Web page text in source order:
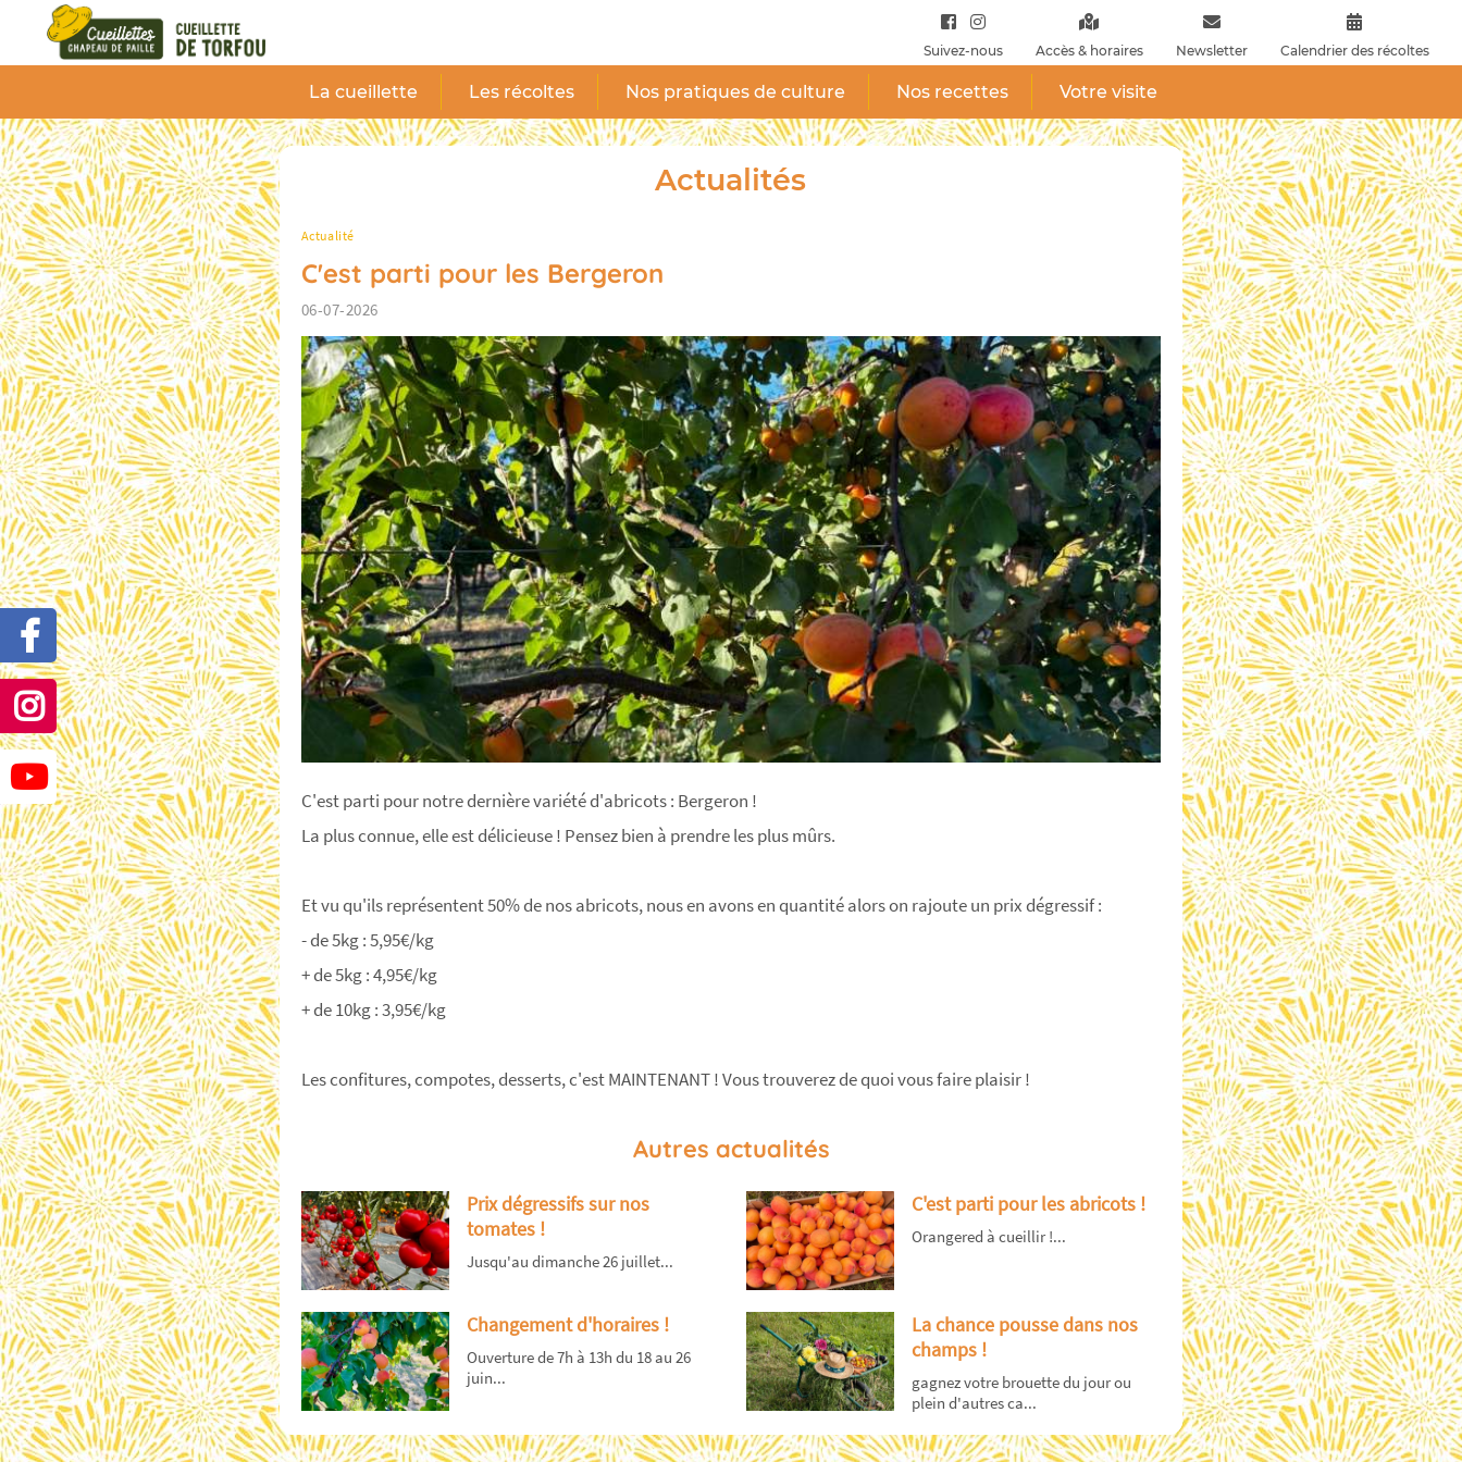
Suivez-nous Accès & horaires Newsletter Calendrier des récoltes
La cueillette Les récoltes Nos pratiques de culture Nos recettes Votre visite
Actualités
Actualité
C'est parti pour les Bergeron
06-07-2026
C'est parti pour notre dernière variété d'abricots : Bergeron !
La plus connue, elle est délicieuse ! Pensez bien à prendre les plus mûrs.
Et vu qu'ils représentent 50% de nos abricots, nous en avons en quantité alors on rajoute un prix dégressif :
- de 5kg : 5,95€/kg
+ de 5kg : 4,95€/kg
+ de 10kg : 3,95€/kg
Les confitures, compotes, desserts, c'est MAINTENANT ! Vous trouverez de quoi vous faire plaisir !
Autres actualités
Prix dégressifs sur nos
tomates !
Jusqu'au dimanche 26 juillet...
C'est parti pour les abricots !
Orangered à cueillir !...
Changement d'horaires !
Ouverture de 7h à 13h du 18 au 26
juin...
La chance pousse dans nos
champs !
gagnez votre brouette du jour ou
plein d'autres ca...
Panneau de gestion des cookies